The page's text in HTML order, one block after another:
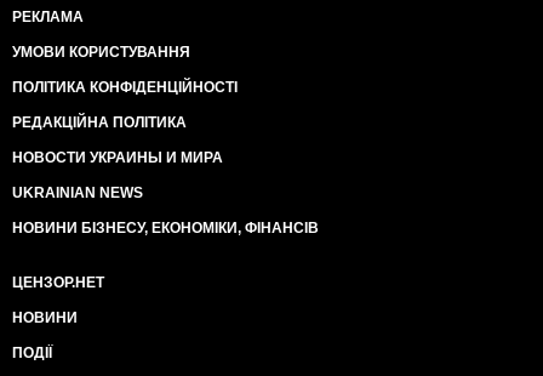
РЕКЛАМА
УМОВИ КОРИСТУВАННЯ
ПОЛІТИКА КОНФІДЕНЦІЙНОСТІ
РЕДАКЦІЙНА ПОЛІТИКА
НОВОСТИ УКРАИНЫ И МИРА
UKRAINIAN NEWS
НОВИНИ БІЗНЕСУ, ЕКОНОМІКИ, ФІНАНСІВ
ЦЕНЗОР.НЕТ
НОВИНИ
ПОДІЇ